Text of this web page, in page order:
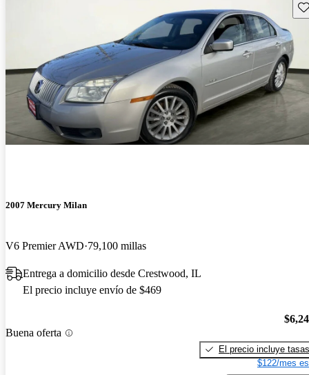
2007 Mercury Milan
V6 Premier AWD 79,100 millas
Entrega a domicilio desde Crestwood, IL
El precio incluye envío de $469
Buena oferta
El precio incluye tasas
$122/mes